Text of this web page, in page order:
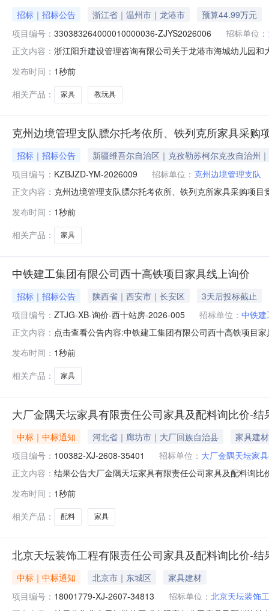
招标｜招标公告 浙江省｜温州市｜龙港市
预算44.99万元
项目编号： 330383264000010000036-ZJYS2026006 招标单位：
正文内容： 浙江阳升建设管理咨询有限公司关于龙港市海城幼儿园
330383264000010000036-ZJYS2026006项目名称：龙
称：龙港市海城幼
发布时间： 1秒前
相关产品：
家具 教玩具
克州边境管理支队膘尔托考依所、铁列克所家具采购
招标｜招标公告
新疆维吾尔自治区｜克孜勒苏柯尔克孜自治州
项目编号： KZBJZD-YM-2026009 招标单位： 克州边境管理支队
正文内容： 克州边境管理支队膘尔托考依所、铁列克所家具采购项
克所家具采购项目采购方式：竞争性谈判预算金额（元
不限预算金
发布时间： 1秒前
相关产品：
家具
中铁建工集团有限公司西十高铁项目家具线上询价
招标｜招标公告 陕西省｜西安市｜长安区
3天后投标截止
项目编号： ZTJG-XB-询价-西十站房-2026-005 招标单位： 中铁
正文内容： 点击查看公告内容:中铁建工集团有限公司西十高铁项目
发布时间： 1秒前
相关产品：
家具
大厂金隅天坛家具有限责任公司家具及配料询比价-结
中标｜中标通知 河北省｜廊坊市｜大厂回族自治县
家具建材
项目编号： 100382-XJ-2608-35401 招标单位： 大厂金隅天坛家
正文内容： 结果公告大厂金隅天坛家具有限责任公司家具及配料询
星徽装饰材料有限公司请中选单位与本公司联系，办理
发布时间： 1秒前
相关产品：
配料 家具
北京天坛装饰工程有限责任公司家具及配料询比价-结
中标｜中标通知 北京市｜东城区
家具建材
项目编号： 18001779-XJ-2607-34813 招标单位： 北京天坛装饰